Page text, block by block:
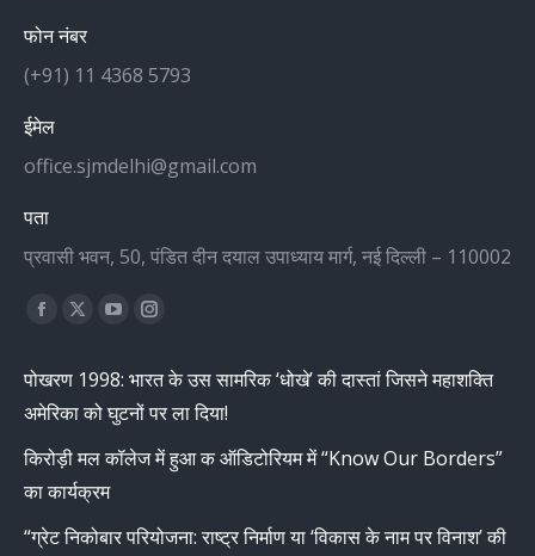
फोन नंबर
(+91) 11 4368 5793
ईमेल
office.sjmdelhi@gmail.com
पता
प्रवासी भवन, 50, पंडित दीन दयाल उपाध्याय मार्ग, नई दिल्ली – 110002
Find us on:
Facebook
opens
in
new
window
X
opens
in
new
window
YouTube
opens
in
new
window
Instagram
opens
in
new
window
पोखरण 1998: भारत के उस सामरिक ‘धोखे’ की दास्तां जिसने महाशक्ति
अमेरिका को घुटनों पर ला दिया!
किरोड़ी मल कॉलेज में हुआ क ऑडिटोरियम में “Know Our Borders”
का कार्यक्रम
“ग्रेट निकोबार परियोजना: राष्ट्र निर्माण या ‘विकास के नाम पर विनाश’ की